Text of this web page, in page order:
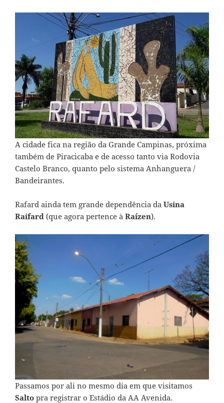
A cidade fica na região da Grande Campinas, próxima
também de Piracicaba e de acesso tanto via Rodovia
Castelo Branco, quanto pelo sistema Anhanguera /
Bandeirantes.
Rafard ainda tem grande dependência da Usina
Raifard (que agora pertence à Raízen).
Passamos por ali no mesmo dia em que visitamos
Salto pra registrar o Estádio da AA Avenida.